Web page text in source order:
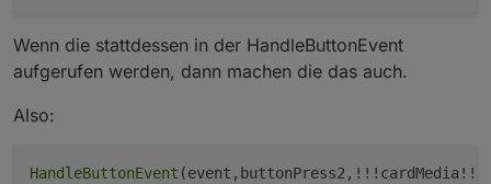
Wenn die stattdessen in der HandleButtonEvent
aufgerufen werden, dann machen die das auch.
Also:
HandleButtonEvent